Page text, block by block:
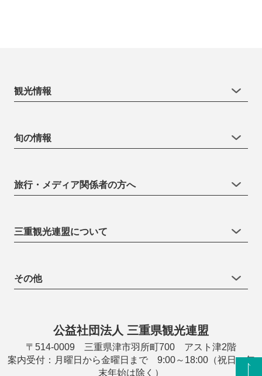
観光情報
旬の情報
旅行・メディア関係者の方へ
三重観光連盟について
その他
公益社団法人 三重県観光連盟
〒514-0009 三重県津市羽所町700 アスト津2階
案内受付：月曜日から金曜日まで 9:00～18:00（祝日・年
末年始は除く）